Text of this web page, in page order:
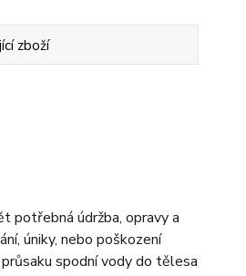
zboží
potřebná údržba, opravy a
úniky, nebo poškození
spodní vody do tělesa